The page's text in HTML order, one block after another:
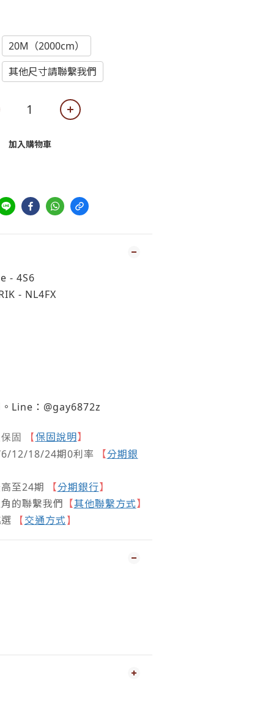
20M（2000cm）
其他尺寸請聯繫我們
加入購物車
- 4S6
- NL4FX
Line：@gay6872z
固 【 保固說明】
6/12/18/24期0利率
【分期銀
至24期
【分期銀行】
的聯繫我們 【其他聯繫方式】
【 交通方式 】